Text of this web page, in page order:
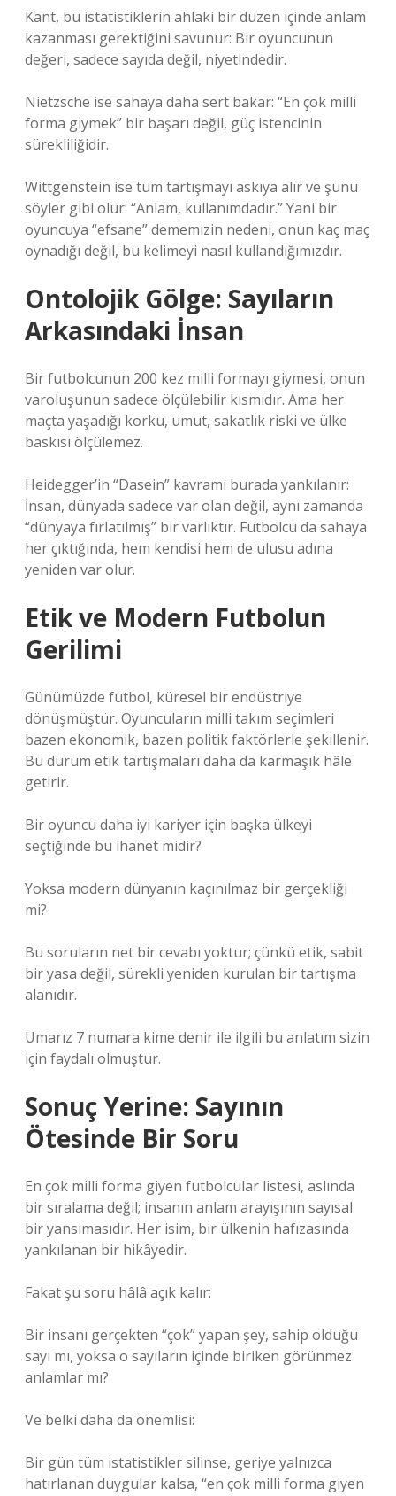
Kant, bu istatistiklerin ahlaki bir düzen içinde anlam
kazanması gerektiğini savunur: Bir oyuncunun
değeri, sadece sayıda değil, niyetindedir.
Nietzsche ise sahaya daha sert bakar: “En çok milli
forma giymek” bir başarı değil, güç istencinin
sürekliliğidir.
Wittgenstein ise tüm tartışmayı askıya alır ve şunu
söyler gibi olur: “Anlam, kullanımdadır.” Yani bir
oyuncuya “efsane” dememizin nedeni, onun kaç maç
oynadığı değil, bu kelimeyi nasıl kullandığımızdır.
Ontolojik Gölge: Sayıların
Arkasındaki İnsan
Bir futbolcunun 200 kez milli formayı giymesi, onun
varoluşunun sadece ölçülebilir kısmıdır. Ama her
maçta yaşadığı korku, umut, sakatlık riski ve ülke
baskısı ölçülemez.
Heidegger’in “Dasein” kavramı burada yankılanır:
İnsan, dünyada sadece var olan değil, aynı zamanda
“dünyaya fırlatılmış” bir varlıktır. Futbolcu da sahaya
her çıktığında, hem kendisi hem de ulusu adına
yeniden var olur.
Etik ve Modern Futbolun
Gerilimi
Günümüzde futbol, küresel bir endüstriye
dönüşmüştür. Oyuncuların milli takım seçimleri
bazen ekonomik, bazen politik faktörlerle şekillenir.
Bu durum etik tartışmaları daha da karmaşık hâle
getirir.
Bir oyuncu daha iyi kariyer için başka ülkeyi
seçtiğinde bu ihanet midir?
Yoksa modern dünyanın kaçınılmaz bir gerçekliği
mi?
Bu soruların net bir cevabı yoktur; çünkü etik, sabit
bir yasa değil, sürekli yeniden kurulan bir tartışma
alanıdır.
Umarız 7 numara kime denir ile ilgili bu anlatım sizin
için faydalı olmuştur.
Sonuç Yerine: Sayının
Ötesinde Bir Soru
En çok milli forma giyen futbolcular listesi, aslında
bir sıralama değil; insanın anlam arayışının sayısal
bir yansımasıdır. Her isim, bir ülkenin hafızasında
yankılanan bir hikâyedir.
Fakat şu soru hâlâ açık kalır:
Bir insanı gerçekten “çok” yapan şey, sahip olduğu
sayı mı, yoksa o sayıların içinde biriken görünmez
anlamlar mı?
Ve belki daha da önemlisi:
Bir gün tüm istatistikler silinse, geriye yalnızca
hatırlanan duygular kalsa, “en çok milli forma giyen